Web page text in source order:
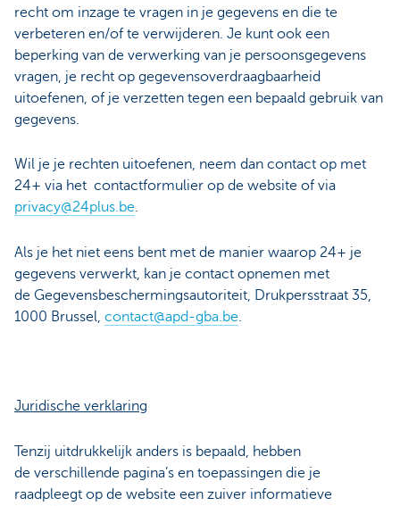
recht om inzage te vragen in je gegevens en die te
verbeteren en/of te verwijderen. Je kunt ook een
beperking van de verwerking van je persoonsgegevens
vragen, je recht op gegevensoverdraagbaarheid
uitoefenen, of je verzetten tegen een bepaald gebruik van
gegevens.
Wil je je rechten uitoefenen, neem dan contact op met
24+ via het contactformulier op de website of via
privacy@24plus.be.
Als je het niet eens bent met de manier waarop 24+ je
gegevens verwerkt, kan je contact opnemen met
de Gegevensbeschermingsautoriteit, Drukpersstraat 35,
1000 Brussel, contact@apd-gba.be
Juridische verklaring
Tenzij uitdrukkelijk anders is bepaald, hebben
de verschillende pagina’s en toepassingen die je
raadpleegt op de website een zuiver informatieve